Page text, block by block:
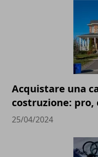
Acquistare una
costruzione: pro,
25/04/2024